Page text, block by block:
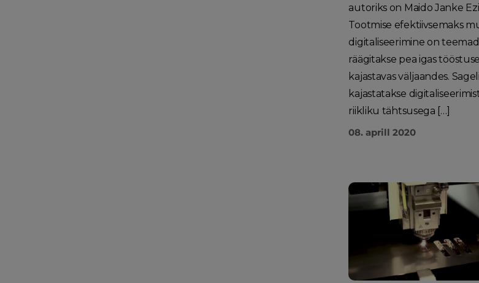
autoriks on Maido Janke
Tootmise efektiivsemaks
digitaliseerimine on
räägitakse pea igas
kajastavas väljaandes. Sageli
kajastatakse
riikliku tähtsusega […]
08. aprill 2020